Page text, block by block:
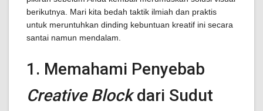
berikutnya. Mari kita bedah taktik ilmiah dan praktis
untuk meruntuhkan dinding kebuntuan kreatif ini secara
santai namun mendalam.
1. Memahami Penyebab
Creative Blockdari Sudut